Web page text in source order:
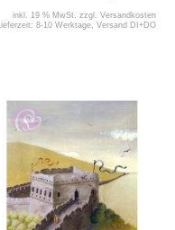
inkl. 19 % MwSt. zzgl. Versandkosten
Lieferzeit: 8-10 Werktage, Versand DI+DO